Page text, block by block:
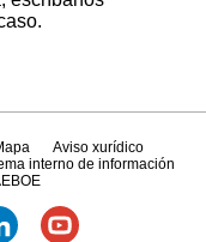
Aviso xurídico
interno de información